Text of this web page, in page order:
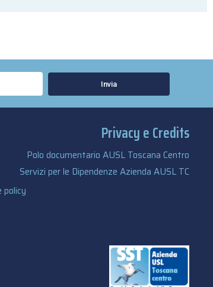
Invia
Privacy e Credits
Polo documentario AUSL Toscana Centro
Servizi per le Dipendenze Azienda AUSL TC
policy